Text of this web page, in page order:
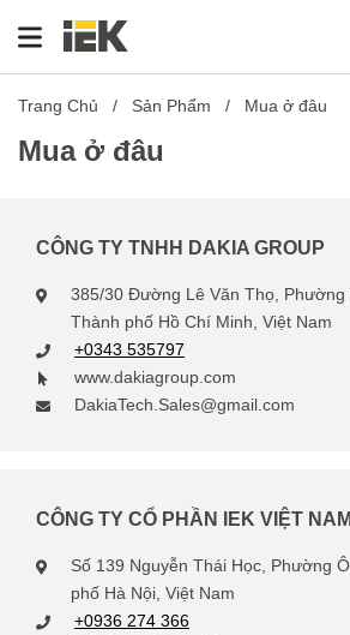
Trang Chủ Sản Phẩm Mua ở đâu
Mua ở đâu
CÔNG TY TNHH DAKIA GROUP
385/30 Đường Lê Văn Thọ, Phường
Thành phố Hồ Chí Minh, Việt Nam
+0343 535797
www.dakiagroup.com
DakiaTech.Sales@gmail.com
CÔNG TY CỔ PHẦN IEK VIỆT NAM
Số 139 Nguyễn Thái Học, Phường
phố Hà Nội, Việt Nam
+0936 274 366